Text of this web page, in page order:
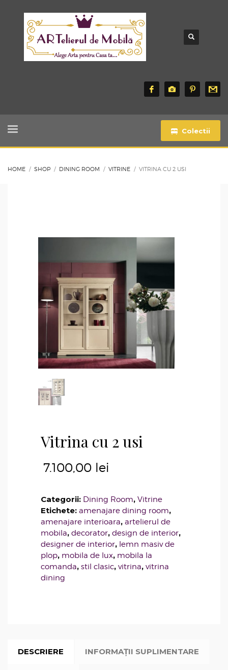
Colectii
HOME SHOP DINING ROOM VITRINE VITRINA CU 2 USI
Vitrina cu 2 usi
7.100,00 lei
Categorii: Dining Room, Vitrine
Etichete: amenajare dining room,
amenajare interioara, artelierul de
mobila, decorator, design de interior,
designer de interior, lemn masiv de
plop, mobila de lux, mobila la
comanda, stil clasic, vitrina, vitrina
dining
DESCRIERE INFORMAȚII SUPLIMENTARE